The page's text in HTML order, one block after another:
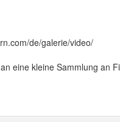
de/galerie/video/
eine kleine Sammlung an